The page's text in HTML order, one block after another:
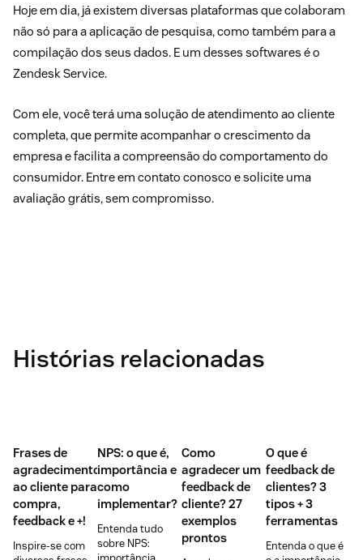
Hoje em dia, já existem diversas plataformas que colaboram
não só para a aplicação de pesquisa, como também para a
compilação dos seus dados. E um desses softwares é o
Zendesk Service.
Com ele, você terá uma solução de atendimento ao cliente
completa, que permite acompanhar o crescimento da
empresa e facilita a compreensão do comportamento do
consumidor. Entre em contato conosco e solicite uma
avaliação grátis, sem compromisso.
Histórias relacionadas
Frases de
agradecimento
ao cliente para
compra,
feedback e +!
Inspire-se com
NPS: o que é,
importância e
como
implementar?
Entenda tudo
sobre NPS:
Como
agradecer um
feedback de
cliente? 27
exemplos
prontos
O que é
feedback de
clientes? 3
tipos + 3
ferramentas
Entenda o que é